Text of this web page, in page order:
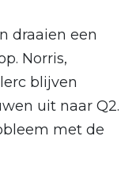
draaien een
Norris,
blijven
uit naar Q2.
met de